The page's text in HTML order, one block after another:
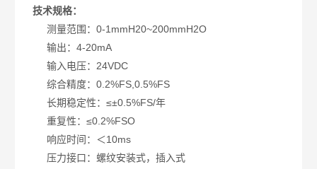
技术规格：
测量范围：0-1mmH20~200mmH2O
输出：4-20mA
输入电压：24VDC
综合精度：0.2%FS,0.5%FS
长期稳定性：≤±0.5%FS/年
重复性：≤0.2%FSO
响应时间：＜10ms
压力接口：螺纹安装式，插入式